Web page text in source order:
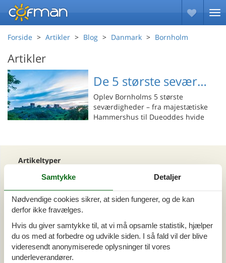
Forside Artikler Blog Danmark Bornholm
Artikler
De 5 største seværdigheder på Bornholm
Oplev Bornholms 5 største
seværdigheder – fra majestætiske
Hammershus til Dueoddes hvide
Artikeltyper
Område
Alle
Danmark
Bornholm
Samtykke Detaljer
Nødvendige cookies sikrer, at siden fungerer, og de kan
derfor ikke fravælges.
Hvis du giver samtykke til, at vi må opsamle statistik, hjælper
du os med at forbedre og udvikle siden. I så fald vil der blive
videresendt anonymiserede oplysninger til vores
underleverandører.